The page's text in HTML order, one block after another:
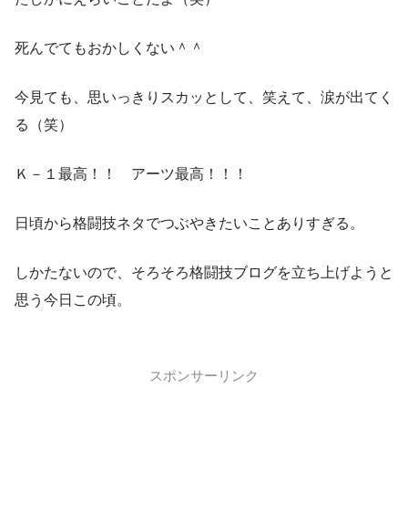
死んでてもおかしくない＾＾
今見ても、思いっきりスカッとして、笑えて、涙が出てく
る（笑）
Ｋ－１最高！！ アーツ最高！！！
日頃から格闘技ネタでつぶやきたいことありすぎる。
しかたないので、そろそろ格闘技ブログを立ち上げようと
思う今日この頃。
スポンサーリンク